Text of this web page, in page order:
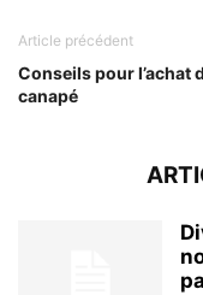
Article précédent
Conseils pour l’achat
canapé